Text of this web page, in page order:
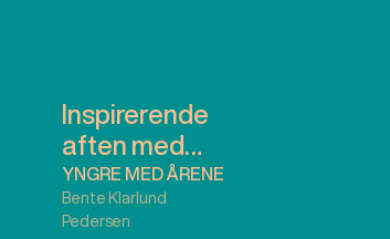
YNGRE MED ÅRENE
Bente Klarlund
Pedersen
Inspirerende
aften med
overlæge
Bente